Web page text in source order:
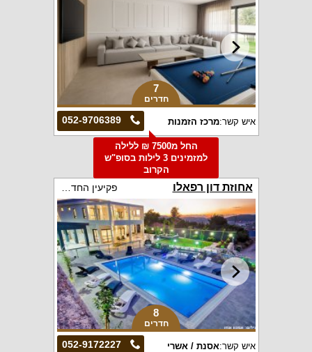
7
חדרים
052-9706389 איש קשר:מרכז הזמנות
החל מ7500 ₪ ללילה
למזמינים 3 לילות בסופ"ש
הקרוב
אחוזת דון רפאלו
8
חדרים
052-9172227 איש קשר:אסנת / אשרי